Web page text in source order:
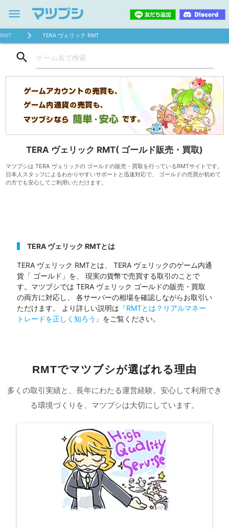
menu
RMT TERA ヴェリック RMT
search
TERA ヴェリック RMT( ゴールド販売・買取)
マツブシは TERA ヴェリックの ゴールドの販売・買取を行っているRMTサイトです。
日本人スタッフによるわかりやすいサポートと迅速対応で、 ゴールドの売買が初めて
の方でも安心してご利用いただけます。
TERA ヴェリック RMTとは
TERA ヴェリック RMTとは、 TERA ヴェリックのゲーム内通
貨「 ゴールド」を、 現実の貨幣で売買する取引のことで
す。マツブシでは TERA ヴェリック ゴールドの販売・買取
の両方に対応し、 各サーバーの相場を確認しながらお取引い
ただけます。 より詳しい説明は 『RMTとは？リアルマネー
トレードを正しく知ろう』 をご覧ください。
RMTでマツブシが選ばれる理由
多くの取引実績と、長年にわたる運営経験。安心して利用でき
る環境づくりを、マツブシは大切にしています。